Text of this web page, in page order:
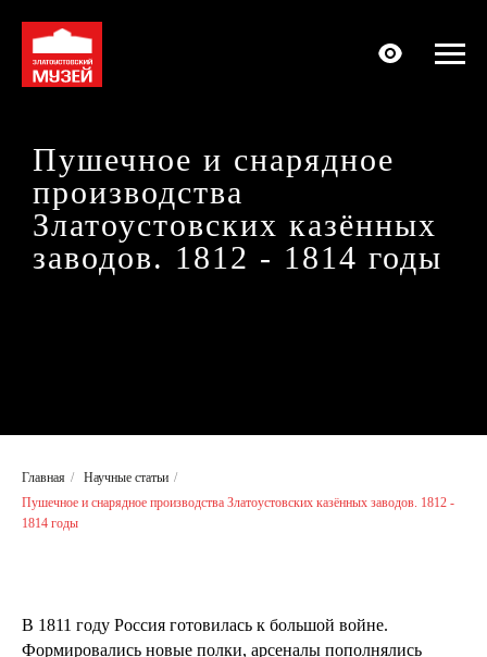
Пушечное и снарядное
производства
Златоустовских казённых
заводов. 1812 - 1814 годы
Главная / Научные статьи /
Пушечное и снарядное производства Златоустовских казённых заводов. 1812 -
1814 годы
В 1811 году Россия готовилась к большой войне.
Формировались новые полки, арсеналы пополнялись